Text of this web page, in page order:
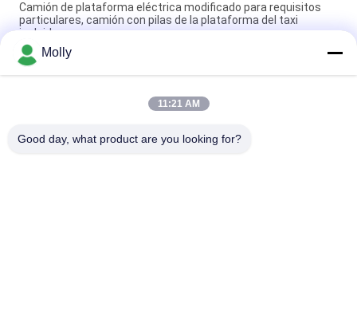
Camión de plataforma eléctrica modificado para requisitos
particulares, camión con pilas de la plataforma del taxi
incluido
Vehículo de carga eléctrico con batería de litio con plataforma
de carga y barandilla plegable
Vehículo que cruza del camión de plataforma eléctrica de 4
Molly
11:21 AM
Good day, what product are you looking for?